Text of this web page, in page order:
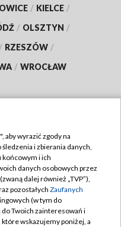
/ KIELCE /
/ OLSZTYN /
/ RZESZÓW /
/ WROCŁAW
TVP
aby wyrazić zgody na
i zbierania danych,
końcowym i ich
danych osobowych przez
dalej również „TVP”),
pozostałych Zaufanych
(w tym do
Twoich zainteresowań i
wskazujemy poniżej, a